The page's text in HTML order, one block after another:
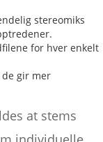
stereomiks
for hver enkelt
gir mer
at stems